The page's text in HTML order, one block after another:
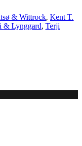
& Wittrock, Kent T.
& Lynggard, Terji